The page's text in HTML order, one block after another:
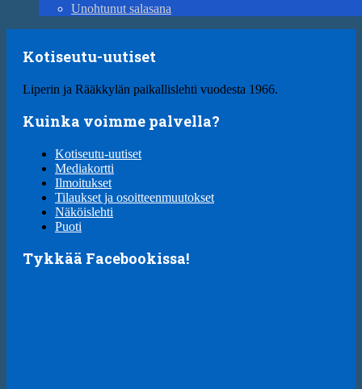
Unohtunut salasana
Kotiseutu-uutiset
Liperin ja Rääkkylän paikallislehti vuodesta 1966.
Kuinka voimme palvella?
Kotiseutu-uutiset
Mediakortti
Ilmoitukset
Tilaukset ja osoitteenmuutokset
Näköislehti
Puoti
Tykkää Facebookissa!